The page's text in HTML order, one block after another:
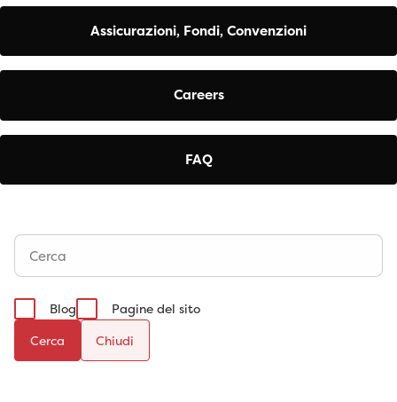
Assicurazioni, Fondi, Convenzioni
Careers
FAQ
Blog
Pagine del sito
Cerca